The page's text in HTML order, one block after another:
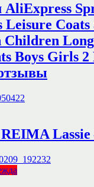
Leisure Coats
Boys Girls 2